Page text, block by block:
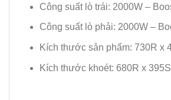
Công suất lò trái: 2000W –
Công suất lò phải: 2000W –
Kích thước sản phẩm: 730R x
Kích thước khoét: 680R x